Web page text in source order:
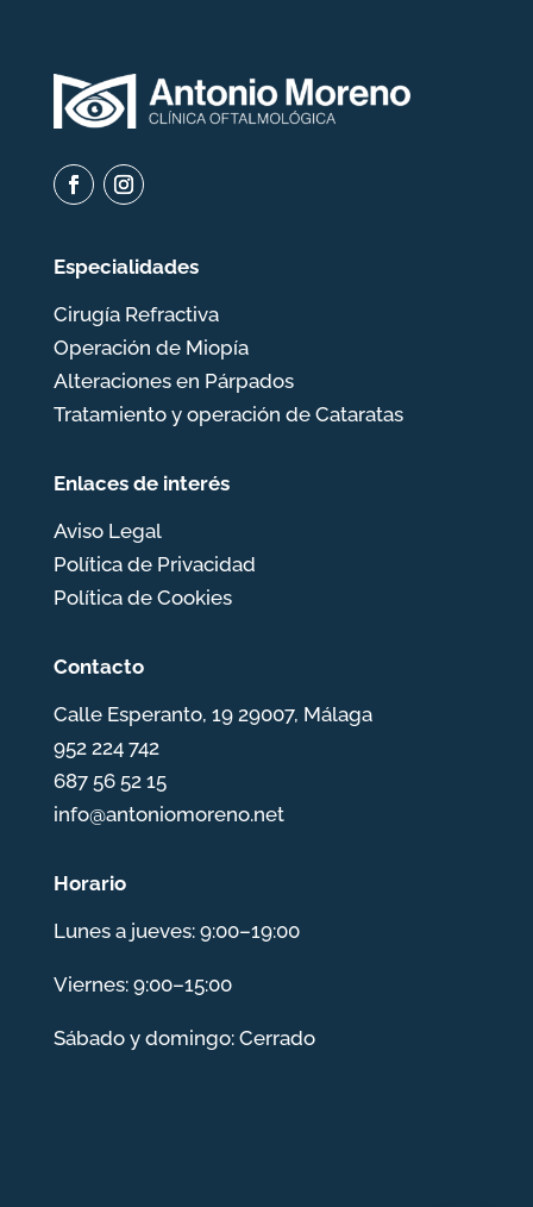
Especialidades
Cirugía Refractiva
Operación de Miopía
Alteraciones en Párpados
Tratamiento y operación de Cataratas
Enlaces de interés
Aviso Legal
Política de Privacidad
Política de Cookies
Contacto
Calle Esperanto, 19 29007, Málaga
952 224 742
687 56 52 15
info@antoniomoreno.net
Horario
Lunes a jueves: 9:00–19:00
Viernes: 9:00–15:00
Sábado y domingo: Cerrado